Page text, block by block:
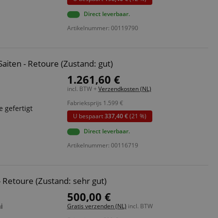
Direct leverbaar.
Artikelnummer: 00119790
- Retoure (Zustand: gut)
gefertigt
1.261,60 €
incl. BTW + Verzendkosten (NL)
Fabrieksprijs 1.599 €
U bespaart337,40 €(21 %)
Direct leverbaar.
Artikelnummer: 00116719
Retoure (Zustand: sehr gut)
500,00 €
Gratis verzenden (NL) incl. BTW
service om
across page
are used by the
so users can
used to facilitate